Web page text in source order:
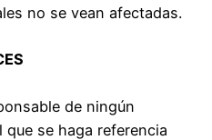
no se vean afectadas.
de ningún
se haga referencia